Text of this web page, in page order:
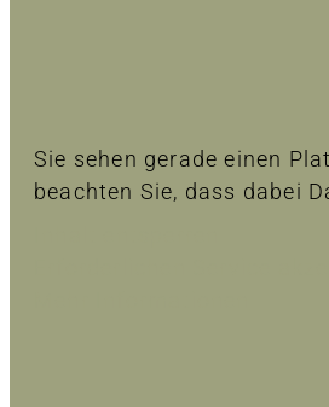
Sie sehen gerade einen
beachten Sie, dass dabei